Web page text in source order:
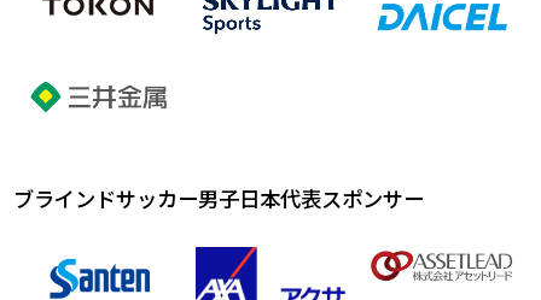
ブラインドサッカー男子日本代表スポンサー